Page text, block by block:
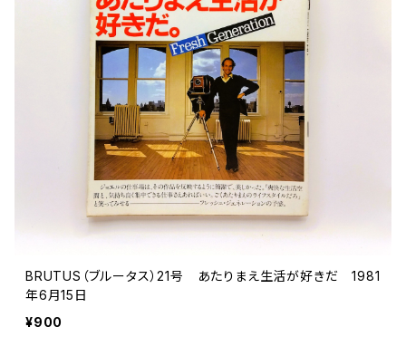
BRUTUS（ブルータス）21号 あたりまえ生活が好きだ 1981
年6月15日
¥900